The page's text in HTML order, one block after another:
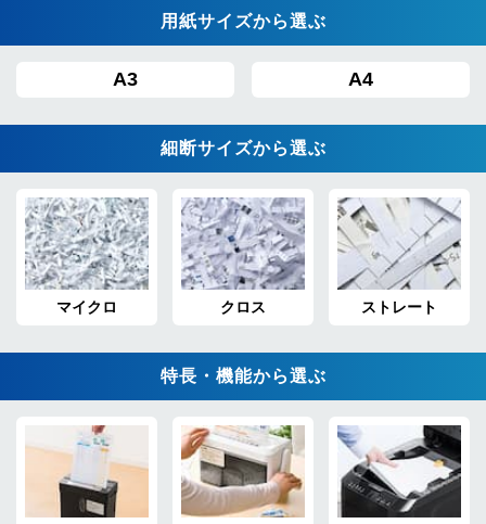
用紙サイズから選ぶ
A3 A4
細断サイズから選ぶ
マイクロ クロス ストレート
特長・機能から選ぶ